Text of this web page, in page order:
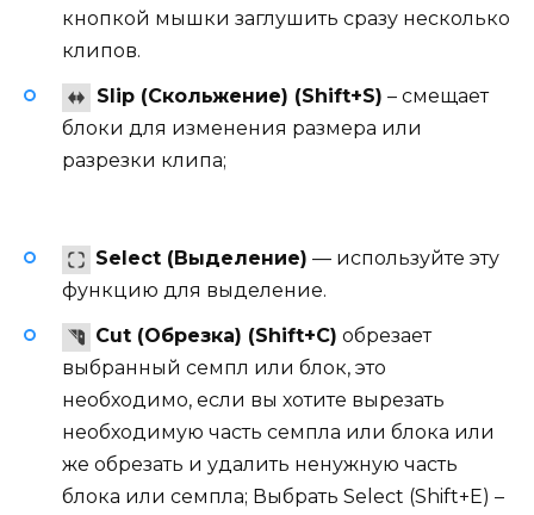
кнопкой мышки заглушить сразу несколько
клипов.
Slip (Скольжение) (Shift+S) – смещает
блоки для изменения размера или
разрезки клипа;
Select (Выделение) — используйте эту
функцию для выделение.
Cut (Обрезка) (Shift+C) обрезает
выбранный семпл или блок, это
необходимо, если вы хотите вырезать
необходимую часть семпла или блока или
же обрезать и удалить ненужную часть
блока или семпла; Выбрать Select (Shift+E) –